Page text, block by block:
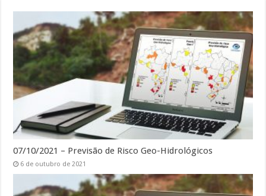
07/10/2021 – Previsão de Risco Geo-Hidrológicos
6 de outubro de 2021